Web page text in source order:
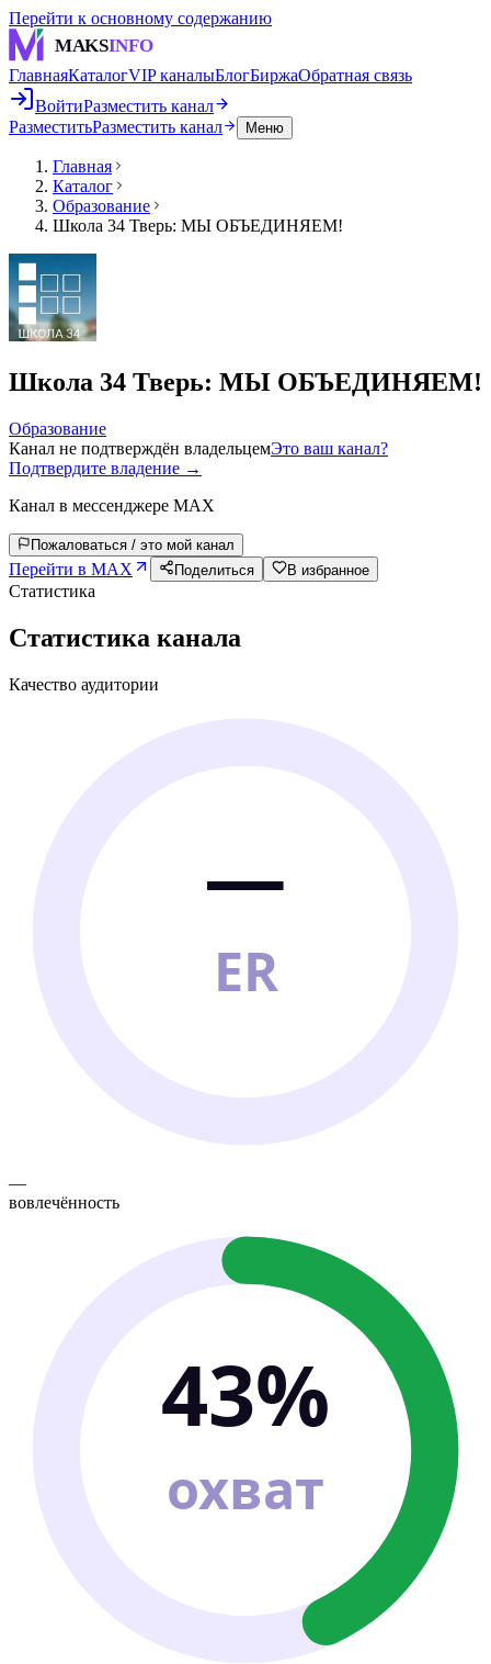
Перейти к основному содержанию
MAKSINFO
ГлавнаяКаталогVIP каналыБлогБиржаОбратная связь
ВойтиРазместить канал
РазместитьРазместить канал Меню
Главная
Каталог
Образование
Школа 34 Тверь: МЫ ОБЪЕДИНЯЕМ!
Школа 34 Тверь: МЫ ОБЪЕДИНЯЕМ!
Образование
Канал не подтверждён владельцемЭто ваш канал?
Подтвердите владение →
Канал в мессенджере MAX
Пожаловаться / это мой канал
Перейти в MAX Поделиться В избранное
Статистика
Статистика канала
Качество аудитории
—
ER
—
вовлечённость
43%
охват